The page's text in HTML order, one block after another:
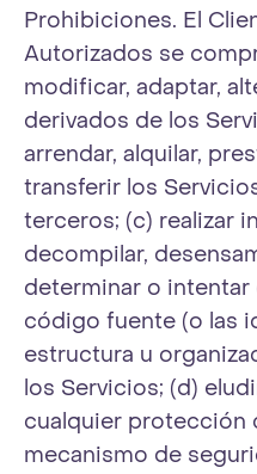
Prohibiciones. El
Autorizados se
modificar, adaptar,
derivados de los
arrendar, alquilar,
transferir los
terceros; (c) realizar
decompilar,
determinar o
código fuente (o las
estructura u
los Servicios; (d)
cualquier protección
mecanismo de